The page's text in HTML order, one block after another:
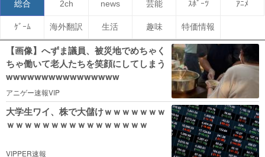
総合 2ch news 芸能 ｽﾎﾟｰﾂ ｱﾆﾒ
ｹﾞｰﾑ 海外翻訳 生活 趣味 特価情報
【画像】へずま議員、被災地でめちゃく
ちゃ働いて老人たちを笑顔にしてしまう
wwwwwwwwwwwwwwww
アニゲー速報VIP
大学生ワイ、株で大儲けｗｗｗｗｗｗｗ
ｗｗｗｗｗｗｗｗｗｗｗｗｗｗｗｗ
VIPPER速報